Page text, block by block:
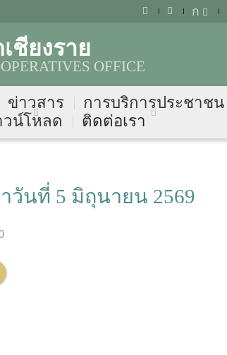
ก
ชียงราย
OFFICE
ข่าวสาร
การบริการประชาชน
วน์โหลด ติดต่อเรา
วันที่ 5 มิถุนายน 2569